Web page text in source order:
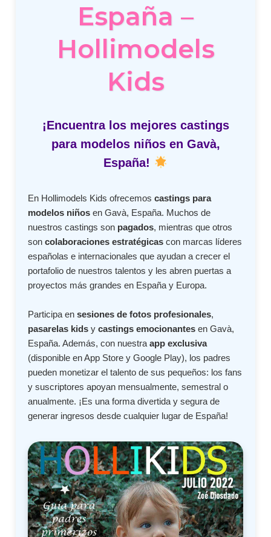
España –
Hollimodels
Kids
¡Encuentra los mejores castings
para modelos niños en Gavà,
España!
En Hollimodels Kids ofrecemoscastings para
modelos niños en Gavà, España. Muchos de
nuestros castings son pagados, mientras que otros
soncolaboraciones estratégicas con marcas líderes
españolas e internacionales que ayudan a crecer el
portafolio de nuestros talentos y les abren puertas a
proyectos más grandes en España y Europa.
Participa ensesiones de fotos profesionales,
pasarelas kids ycastings emocionantes en Gavà,
España. Además, con nuestraapp exclusiva
(disponible en App Store y Google Play), los padres
pueden monetizar el talento de sus pequeños: los fans
y suscriptores apoyan mensualmente, semestral o
anualmente. ¡Es una forma divertida y segura de
generar ingresos desde cualquier lugar de España!